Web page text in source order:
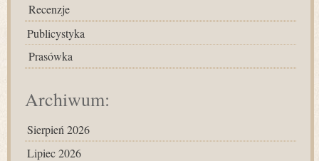
Recenzje
Publicystyka
Prasówka
Archiwum:
Sierpień 2026
Lipiec 2026